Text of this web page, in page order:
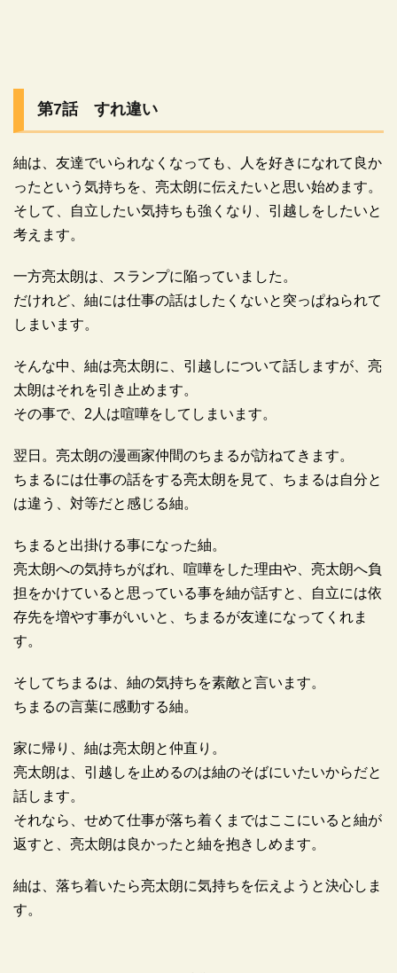
第7話 すれ違い
紬は、友達でいられなくなっても、人を好きになれて良か
ったという気持ちを、亮太朗に伝えたいと思い始めます。
そして、自立したい気持ちも強くなり、引越しをしたいと
考えます。
一方亮太朗は、スランプに陥っていました。
だけれど、紬には仕事の話はしたくないと突っぱねられて
しまいます。
そんな中、紬は亮太朗に、引越しについて話しますが、亮
太朗はそれを引き止めます。
その事で、2人は喧嘩をしてしまいます。
翌日。亮太朗の漫画家仲間のちまるが訪ねてきます。
ちまるには仕事の話をする亮太朗を見て、ちまるは自分と
は違う、対等だと感じる紬。
ちまると出掛ける事になった紬。
亮太朗への気持ちがばれ、喧嘩をした理由や、亮太朗へ負
担をかけていると思っている事を紬が話すと、自立には依
存先を増やす事がいいと、ちまるが友達になってくれま
す。
そしてちまるは、紬の気持ちを素敵と言います。
ちまるの言葉に感動する紬。
家に帰り、紬は亮太朗と仲直り。
亮太朗は、引越しを止めるのは紬のそばにいたいからだと
話します。
それなら、せめて仕事が落ち着くまではここにいると紬が
返すと、亮太朗は良かったと紬を抱きしめます。
紬は、落ち着いたら亮太朗に気持ちを伝えようと決心しま
す。